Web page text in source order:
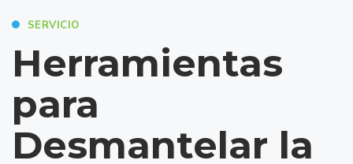
SERVICIO
Herramientas
para
Desmantelar la